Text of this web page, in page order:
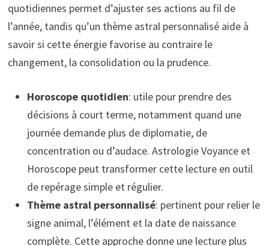
quotidiennes permet d’ajuster ses actions au fil de
l’année, tandis qu’un thème astral personnalisé aide à
savoir si cette énergie favorise au contraire le
changement, la consolidation ou la prudence.
Horoscope quotidien: utile pour prendre des
décisions à court terme, notamment quand une
journée demande plus de diplomatie, de
concentration ou d’audace. Astrologie Voyance et
Horoscope peut transformer cette lecture en outil
de repérage simple et régulier.
Thème astral personnalisé: pertinent pour relier le
signe animal, l’élément et la date de naissance
complète. Cette approche donne une lecture plus